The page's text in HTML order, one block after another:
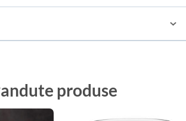
produse